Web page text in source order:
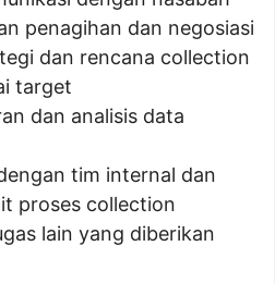
penagihan dan negosiasi
dan rencana collection
target
dan analisis data
tim internal dan
proses collection
lain yang diberikan